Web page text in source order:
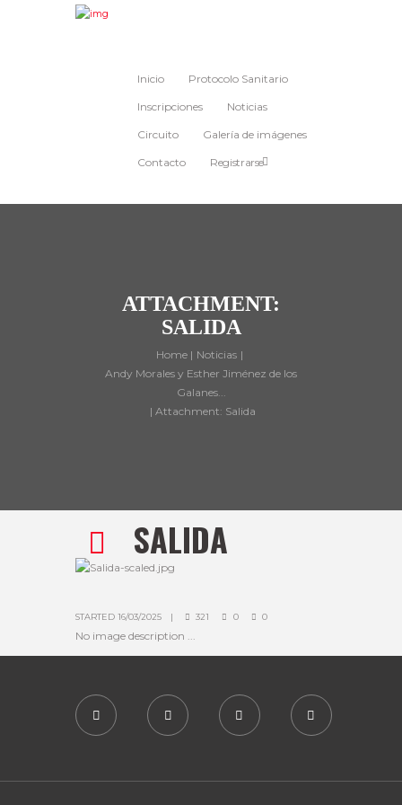
Inicio Protocolo Sanitario
Inscripciones Noticias
Circuito Galería de imágenes
Contacto Registrarse
ATTACHMENT:
SALIDA
Home
Noticias
Andy Morales y Esther Jiménez de los
Galanes...
Attachment: Salida
SALIDA
STARTED 16/03/2025 321 0 0
No image description ...